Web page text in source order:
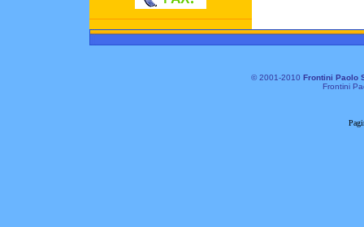
© 2001-2010 Frontini Paolo
Frontini